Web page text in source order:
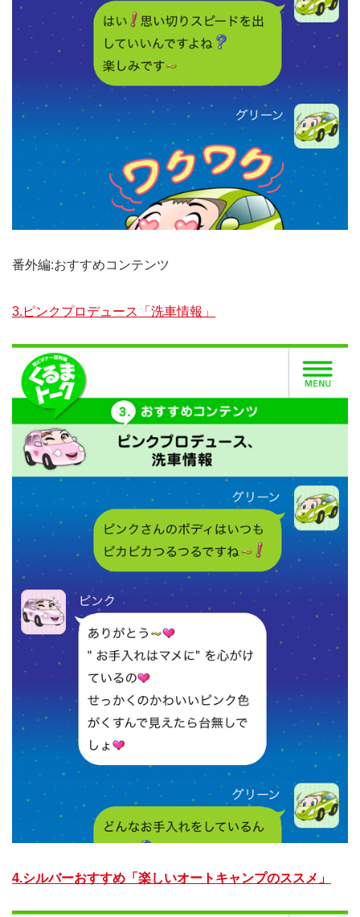
番外編:おすすめコンテンツ
3.ピンクプロデュース「洗車情報」
4.シルバーおすすめ「楽しいオートキャンプのススメ」